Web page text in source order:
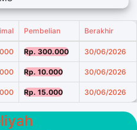
Pembelian Berakhir
Rp. 300.000 30/06/2026
Rp. 10.000 30/06/2026
Rp. 15.000 30/06/2026